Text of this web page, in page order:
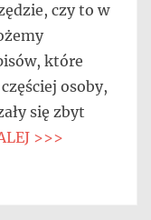
czy to w
które
osoby,
się zbyt
>>>